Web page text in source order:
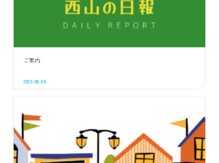
ご案内
2023.08.05